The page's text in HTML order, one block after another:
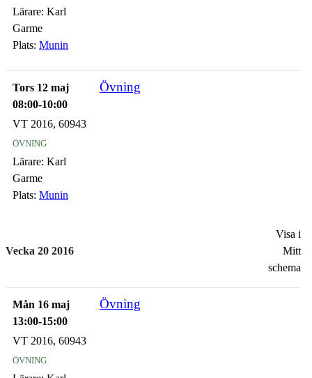
Lärare: Karl
Garme
Plats: Munin
Tors 12 maj
08:00-10:00
Övning
VT 2016, 60943
övning
Lärare: Karl
Garme
Plats: Munin
Vecka 20 2016
Visa i
Mitt
schema
Mån 16 maj
13:00-15:00
Övning
VT 2016, 60943
övning